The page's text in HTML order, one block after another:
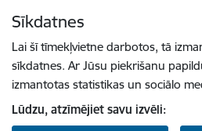
Sīkdatnes
Lai šī tīmekļvietne darbotos, tā
sīkdatnes. Ar Jūsu piekrišanu
izmantotas statistikas un sociālo
Lūdzu, atzīmējiet savu izvēli: